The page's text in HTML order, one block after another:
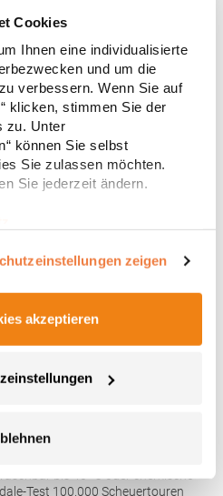
Cookies
Ihnen eine individualisierte
und um die
verbessern. Wenn Sie auf
klicken, stimmen Sie der
zu. Unter
können Sie selbst
Sie zulassen möchten.
Sie jederzeit ändern.
zeigen
akzeptieren
Bistro-Bluse für Damen
100%
Herst.-Nr.:
BV Keizersgracht 482 1071EG
sales@brooktaverner.com
ab
Versandkosten *